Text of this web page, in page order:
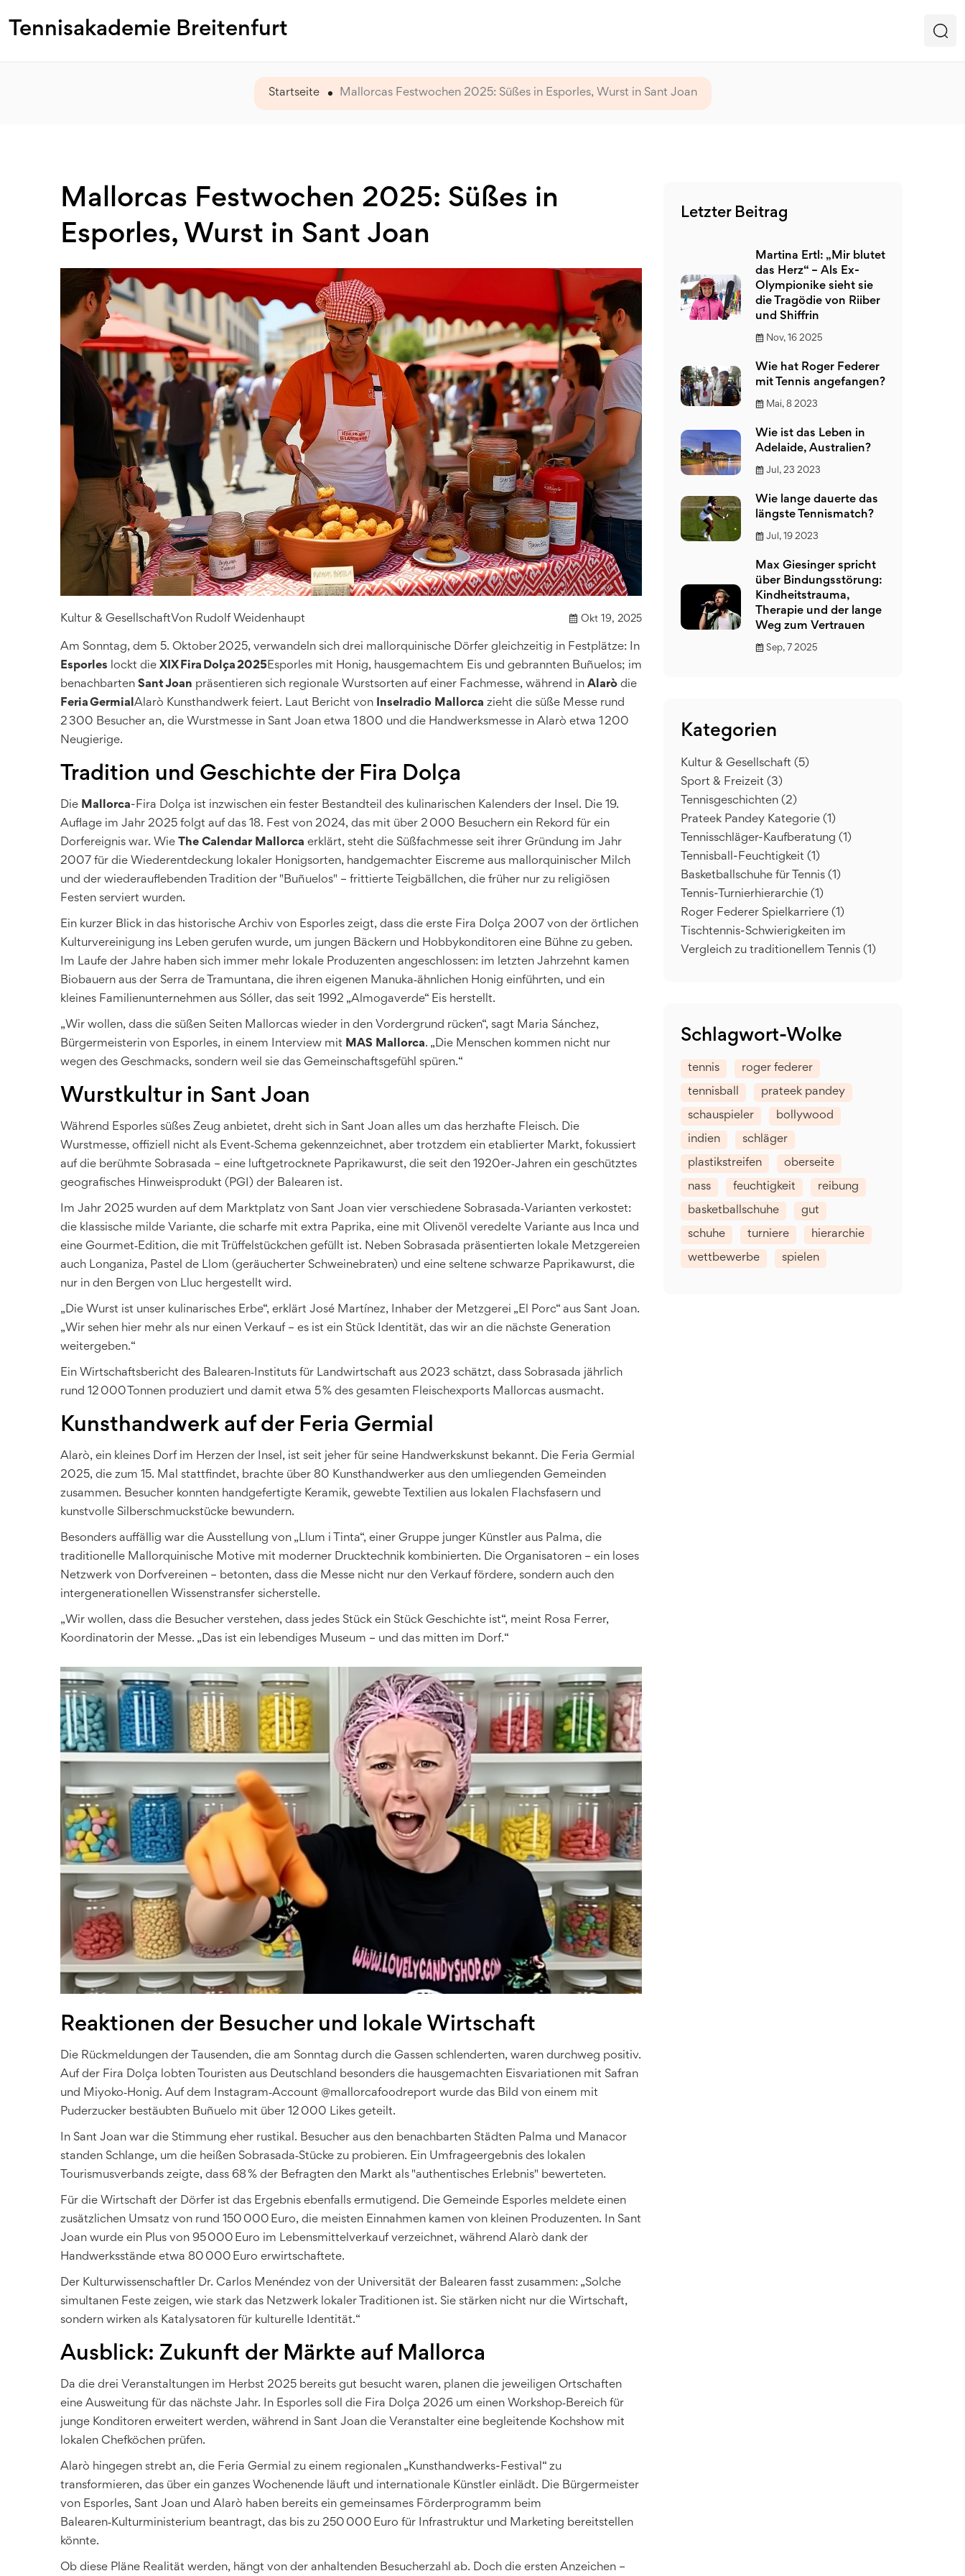
Tennisakademie Breitenfurt
Startseite Mallorcas Festwochen 2025: Süßes in Esporles, Wurst in Sant Joan
Mallorcas Festwochen 2025: Süßes in
Esporles, Wurst in Sant Joan
Kultur & GesellschaftVon Rudolf Weidenhaupt Okt 19, 2025
Am Sonntag, dem 5. Oktober 2025, verwandeln sich drei mallorquinische Dörfer gleichzeitig in Festplätze: In
Esporles lockt die XIX Fira Dolça 2025Esporles mit Honig, hausgemachtem Eis und gebrannten Buñuelos; im
benachbarten Sant Joan präsentieren sich regionale Wurstsorten auf einer Fachmesse, während in Alarò die
Feria Germial Alarò Kunsthandwerk feiert. Laut Bericht von Inselradio Mallorca zieht die süße Messe rund
2 300 Besucher an, die Wurstmesse in Sant Joan etwa 1 800 und die Handwerksmesse in Alarò etwa 1 200
Neugierige.
Tradition und Geschichte der Fira Dolça
Die Mallorca-Fira Dolça ist inzwischen ein fester Bestandteil des kulinarischen Kalenders der Insel. Die 19.
Auflage im Jahr 2025 folgt auf das 18. Fest von 2024, das mit über 2 000 Besuchern ein Rekord für ein
Dorfereignis war. Wie The Calendar Mallorca erklärt, steht die Süßfachmesse seit ihrer Gründung im Jahr
2007 für die Wiederentdeckung lokaler Honigsorten, handgemachter Eiscreme aus mallorquinischer Milch
und der wiederauflebenden Tradition der "Buñuelos" – frittierte Teigbällchen, die früher nur zu religiösen
Festen serviert wurden.
Ein kurzer Blick in das historische Archiv von Esporles zeigt, dass die erste Fira Dolça 2007 von der örtlichen
Kulturvereinigung ins Leben gerufen wurde, um jungen Bäckern und Hobbykonditoren eine Bühne zu geben.
Im Laufe der Jahre haben sich immer mehr lokale Produzenten angeschlossen: im letzten Jahrzehnt kamen
Biobauern aus der Serra de Tramuntana, die ihren eigenen Manuka‑ähnlichen Honig einführten, und ein
kleines Familienunternehmen aus Sóller, das seit 1992 „Almogaverde“ Eis herstellt.
„Wir wollen, dass die süßen Seiten Mallorcas wieder in den Vordergrund rücken“, sagt Maria Sánchez,
Bürgermeisterin von Esporles, in einem Interview mit MAS Mallorca. „Die Menschen kommen nicht nur
wegen des Geschmacks, sondern weil sie das Gemeinschaftsgefühl spüren.“
Wurstkultur in Sant Joan
Während Esporles süßes Zeug anbietet, dreht sich in Sant Joan alles um das herzhafte Fleisch. Die
Wurstmesse, offiziell nicht als Event‑Schema gekennzeichnet, aber trotzdem ein etablierter Markt, fokussiert
auf die berühmte Sobrasada – eine luftgetrocknete Paprikawurst, die seit den 1920er‑Jahren ein geschütztes
geografisches Hinweisprodukt (PGI) der Balearen ist.
Im Jahr 2025 wurden auf dem Marktplatz von Sant Joan vier verschiedene Sobrasada‑Varianten verkostet:
die klassische milde Variante, die scharfe mit extra Paprika, eine mit Olivenöl veredelte Variante aus Inca und
eine Gourmet‑Edition, die mit Trüffelstückchen gefüllt ist. Neben Sobrasada präsentierten lokale Metzgereien
auch Longaniza, Pastel de Llom (geräucherter Schweinebraten) und eine seltene schwarze Paprikawurst, die
nur in den Bergen von Lluc hergestellt wird.
„Die Wurst ist unser kulinarisches Erbe“, erklärt José Martínez, Inhaber der Metzgerei „El Porc“ aus Sant Joan.
„Wir sehen hier mehr als nur einen Verkauf – es ist ein Stück Identität, das wir an die nächste Generation
weitergeben.“
Ein Wirtschaftsbericht des Balearen‑Instituts für Landwirtschaft aus 2023 schätzt, dass Sobrasada jährlich
rund 12 000 Tonnen produziert und damit etwa 5 % des gesamten Fleischexports Mallorcas ausmacht.
Kunsthandwerk auf der Feria Germial
Alarò, ein kleines Dorf im Herzen der Insel, ist seit jeher für seine Handwerkskunst bekannt. Die Feria Germial
2025, die zum 15. Mal stattfindet, brachte über 80 Kunsthandwerker aus den umliegenden Gemeinden
zusammen. Besucher konnten handgefertigte Keramik, gewebte Textilien aus lokalen Flachs­fasern und
kunstvolle Silberschmuckstücke bewundern.
Besonders auffällig war die Ausstellung von „Llum i Tinta“, einer Gruppe junger Künstler aus Palma, die
traditionelle Mallorquinische Motive mit moderner Drucktechnik kombinierten. Die Organisatoren – ein loses
Netzwerk von Dorfvereinen – betonten, dass die Messe nicht nur den Verkauf fördere, sondern auch den
intergenerationellen Wissenstransfer sicherstelle.
„Wir wollen, dass die Besucher verstehen, dass jedes Stück ein Stück Geschichte ist“, meint Rosa Ferrer,
Koordinatorin der Messe. „Das ist ein lebendiges Museum – und das mitten im Dorf.“
Reaktionen der Besucher und lokale Wirtschaft
Die Rückmeldungen der Tausenden, die am Sonntag durch die Gassen schlenderten, waren durchweg positiv.
Auf der Fira Dolça lobten Touristen aus Deutschland besonders die hausgemachten Eisvariationen mit Safran
und Miyoko‑Honig. Auf dem Instagram‑Account @mallorcafoodreport wurde das Bild von einem mit
Puderzucker bestäubten Buñuelo mit über 12 000 Likes geteilt.
In Sant Joan war die Stimmung eher rustikal. Besucher aus den benachbarten Städten Palma und Manacor
standen Schlange, um die heißen Sobrasada‑Stücke zu probieren. Ein Umfrageergebnis des lokalen
Tourismusverbands zeigte, dass 68 % der Befragten den Markt als "authentisches Erlebnis" bewerteten.
Für die Wirtschaft der Dörfer ist das Ergebnis ebenfalls ermutigend. Die Gemeinde Esporles meldete einen
zusätzlichen Umsatz von rund 150 000 Euro, die meisten Einnahmen kamen von kleinen Produzenten. In Sant
Joan wurde ein Plus von 95 000 Euro im Lebensmittelverkauf verzeichnet, während Alarò dank der
Handwerksstände etwa 80 000 Euro erwirtschaftete.
Der Kulturwissenschaftler Dr. Carlos Menéndez von der Universität der Balearen fasst zusammen: „Solche
simultanen Feste zeigen, wie stark das Netzwerk lokaler Traditionen ist. Sie stärken nicht nur die Wirtschaft,
sondern wirken als Katalysatoren für kulturelle Identität.“
Ausblick: Zukunft der Märkte auf Mallorca
Da die drei Veranstaltungen im Herbst 2025 bereits gut besucht waren, planen die jeweiligen Ortschaften
eine Ausweitung für das nächste Jahr. In Esporles soll die Fira Dolça 2026 um einen Workshop‑Bereich für
junge Konditoren erweitert werden, während in Sant Joan die Veranstalter eine begleitende Kochshow mit
lokalen Chefköchen prüfen.
Alarò hingegen strebt an, die Feria Germial zu einem regionalen „Kunsthandwerks-Festival“ zu
transformieren, das über ein ganzes Wochenende läuft und internationale Künstler einlädt. Die Bürgermeister
von Esporles, Sant Joan und Alarò haben bereits ein gemeinsames Förderprogramm beim
Balearen‑Kulturministerium beantragt, das bis zu 250 000 Euro für Infrastruktur und Marketing bereitstellen
könnte.
Ob diese Pläne Realität werden, hängt von der anhaltenden Besucherzahl ab. Doch die ersten Anzeichen –
Letzter Beitrag
Martina Ertl: „Mir blutet
das Herz“ – Als Ex-
Olympionike sieht sie
die Tragödie von Riiber
und Shiffrin
Nov, 16 2025
Wie hat Roger Federer
mit Tennis angefangen?
Mai, 8 2023
Wie ist das Leben in
Adelaide, Australien?
Jul, 23 2023
Wie lange dauerte das
längste Tennismatch?
Jul, 19 2023
Max Giesinger spricht
über Bindungsstörung:
Kindheitstrauma,
Therapie und der lange
Weg zum Vertrauen
Sep, 7 2025
Kategorien
Kultur & Gesellschaft (5)
Sport & Freizeit (3)
Tennisgeschichten (2)
Prateek Pandey Kategorie (1)
Tennisschläger-Kaufberatung (1)
Tennisball-Feuchtigkeit (1)
Basketballschuhe für Tennis (1)
Tennis-Turnierhierarchie (1)
Roger Federer Spielkarriere (1)
Tischtennis-Schwierigkeiten im
Vergleich zu traditionellem Tennis (1)
Schlagwort-Wolke
tennis roger federer
tennisball prateek pandey
schauspieler bollywood
indien schläger
plastikstreifen oberseite
nass feuchtigkeit reibung
basketballschuhe gut
schuhe turniere hierarchie
wettbewerbe spielen